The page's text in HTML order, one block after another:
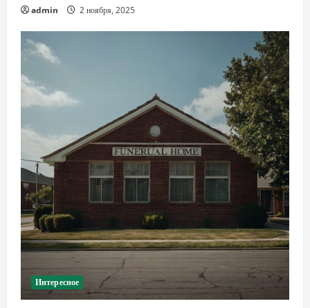
admin 2 ноября, 2025
Интересное